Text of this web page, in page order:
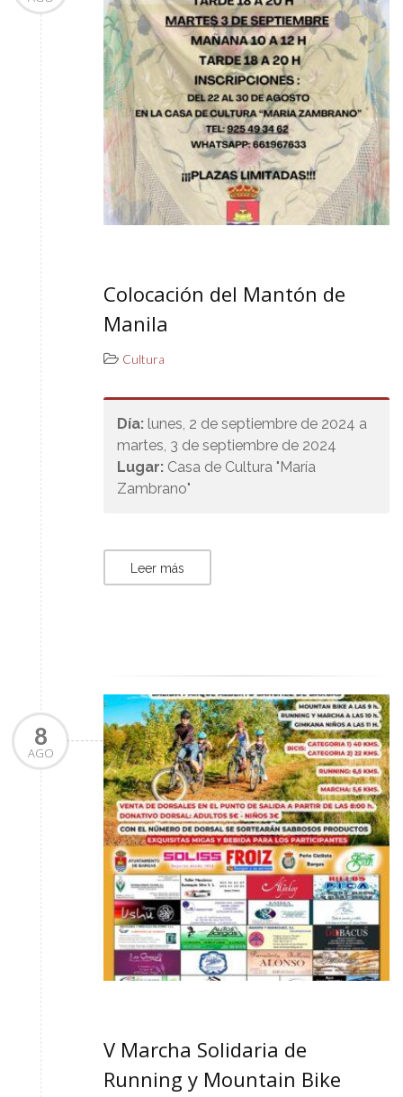
Colocación del Mantón de
Manila
Cultura
Día: lunes, 2 de septiembre de 2024 a
martes, 3 de septiembre de 2024
Lugar: Casa de Cultura "María
Zambrano"
Leer más
8
AGO
V Marcha Solidaria de
Running y Mountain Bike